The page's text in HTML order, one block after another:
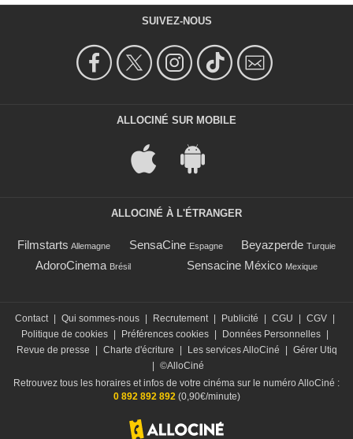
SUIVEZ-NOUS
ALLOCINÉ SUR MOBILE
ALLOCINÉ À L'ÉTRANGER
Filmstarts Allemagne SensaCine Espagne Beyazperde Turquie
AdoroCinema Brésil Sensacine México Mexique
Contact | Qui sommes-nous | Recrutement | Publicité | CGU | CGV |
Politique de cookies | Préférences cookies | Données Personnelles |
Revue de presse
| Charte d'écriture | Les services AlloCiné | Gérer Utiq
| ©AlloCiné
Retrouvez tous les horaires et infos de votre cinéma sur le numéro AlloCiné :
0 892 892 892(0,90€/minute)